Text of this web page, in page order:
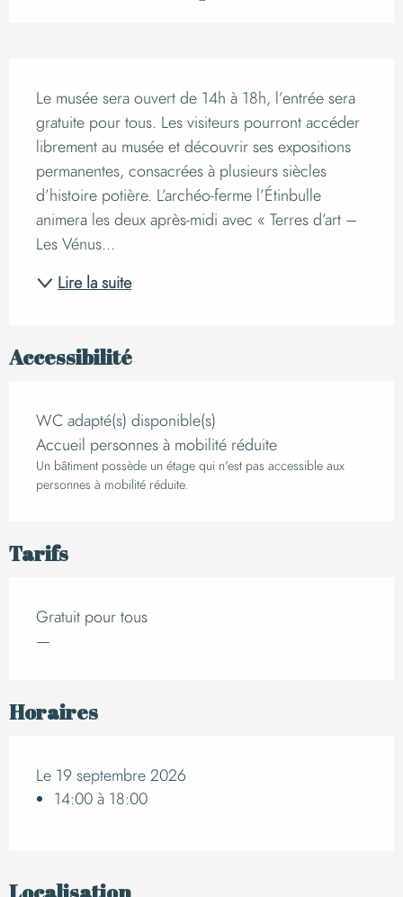
Description
Le musée sera ouvert de 14h à 18h, l’entrée sera
gratuite pour tous. Les visiteurs pourront accéder
librement au musée et découvrir ses expositions
permanentes, consacrées à plusieurs siècles
d’histoire potière. L’archéo‑ferme l’Étinbulle
animera les deux après‑midi avec « Terres d’art –
Les Vénus...
Lire la suite
Accessibilité
WC adapté(s) disponible(s)
Accueil personnes à mobilité réduite
Un bâtiment possède un étage qui n'est pas accessible aux
personnes à mobilité réduite.
Tarifs
Gratuit pour tous
—
Horaires
Le 19 septembre 2026
14:00 à 18:00